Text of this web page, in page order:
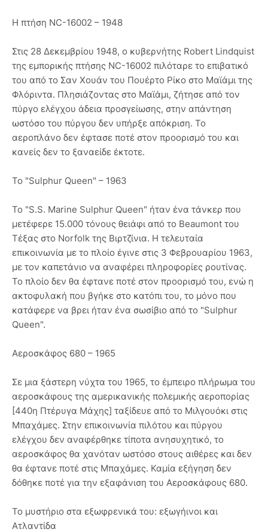
Η πτήση NC-16002 – 1948
Στις 28 Δεκεμβρίου 1948, ο κυβερνήτης Robert Lindquist
της εμπορικής πτήσης NC-16002 πιλόταρε το επιβατικό
του από το Σαν Χουάν του Πουέρτο Ρίκο στο Μαϊάμι της
Φλόριντα. Πλησιάζοντας στο Μαϊάμι, ζήτησε από τον
πύργο ελέγχου άδεια προσγείωσης, στην απάντηση
ωστόσο του πύργου δεν υπήρξε απόκριση. Το
αεροπλάνο δεν έφτασε ποτέ στον προορισμό του και
κανείς δεν το ξαναείδε έκτοτε.
Το "Sulphur Queen" – 1963
Το "S.S. Marine Sulphur Queen" ήταν ένα τάνκερ που
μετέφερε 15.000 τόνους θειάφι από το Beaumont του
Τέξας στο Norfolk της Βιρτζίνια. Η τελευταία
επικοινωνία με το πλοίο έγινε στις 3 Φεβρουαρίου 1963,
με τον καπετάνιο να αναφέρει πληροφορίες ρουτίνας.
Το πλοίο δεν θα έφτανε ποτέ στον προορισμό του, ενώ η
ακτοφυλακή που βγήκε στο κατόπι του, το μόνο που
κατάφερε να βρει ήταν ένα σωσίβιο από το "Sulphur
Queen".
Αεροσκάφος 680 – 1965
Σε μια ξάστερη νύχτα του 1965, το έμπειρο πλήρωμα του
αεροσκάφους της αμερικανικής πολεμικής αεροπορίας
[440η Πτέρυγα Μάχης] ταξίδευε από το Μιλγουόκι στις
Μπαχάμες. Στην επικοινωνία πιλότου και πύργου
ελέγχου δεν αναφέρθηκε τίποτα ανησυχητικό, το
αεροσκάφος θα χανόταν ωστόσο στους αιθέρες και δεν
θα έφτανε ποτέ στις Μπαχάμες. Καμία εξήγηση δεν
δόθηκε ποτέ για την εξαφάνιση του Αεροσκάφους 680.
Το μυστήριο στα εξωφρενικά του: εξωγήινοι και
Ατλαντίδα